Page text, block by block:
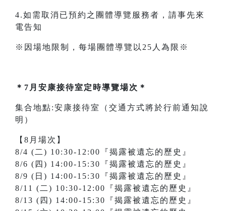
4.如需取消已預約之團體導覽服務者，請事先來
電告知
※因場地限制，每場團體導覽以25人為限※
＊7月安康接待室定時導覽場次＊
集合地點:安康接待室（交通方式將於行前通知說
明）
【8月場次】
8/4 (二) 10:30-12:00『揭露被遺忘的歷史』
8/6 (四) 14:00-15:30『揭露被遺忘的歷史』
8/9 (日) 14:00-15:30『揭露被遺忘的歷史』
8/11 (二) 10:30-12:00『揭露被遺忘的歷史』
8/13 (四) 14:00-15:30『揭露被遺忘的歷史』